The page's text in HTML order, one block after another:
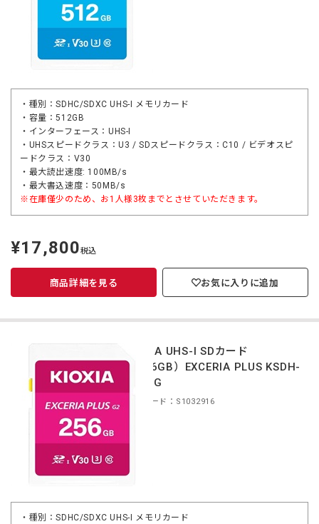
・種別：SDHC/SDXC UHS-I メモリカード
・容量：512GB
・インターフェース：UHS-I
・UHSスピードクラス：U3 / SDスピードクラス：C10 / ビデオスピ
ードクラス：V30
・最大読出速度: 100MB/s
・最大書込速度：50MB/s
※在庫僅少のため、お1人様3枚までとさせていただきます。
定
価
¥17,800税込
商品詳細を見る お気に入りに追加
KIOXIA UHS-I SDカード
（256GB）EXCERIA PLUS KSDH-
B256G
商品コード：S1032916
・種別：SDHC/SDXC UHS-I メモリカード